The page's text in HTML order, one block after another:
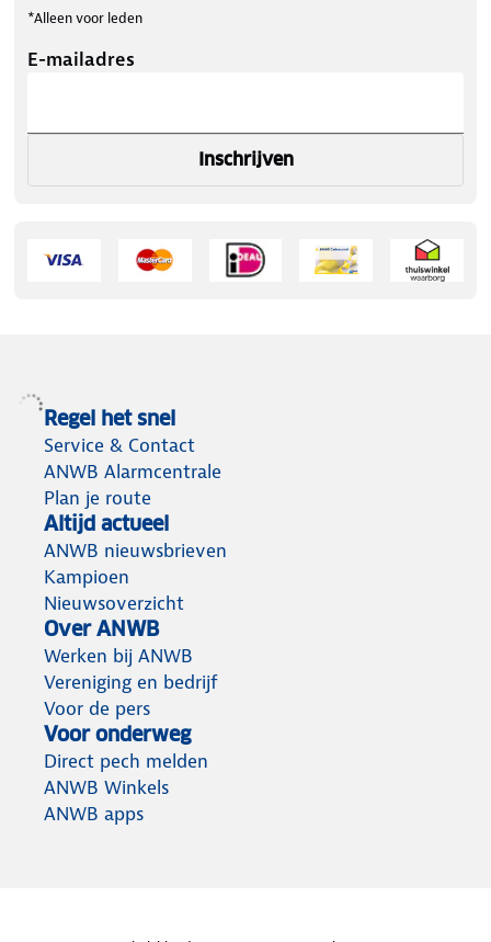
*Alleen voor leden
E-mailadres
Inschrijven
Regel het snel
Service & Contact
ANWB Alarmcentrale
Plan je route
Altijd actueel
ANWB nieuwsbrieven
Kampioen
Nieuwsoverzicht
Over ANWB
Werken bij ANWB
Vereniging en bedrijf
Voor de pers
Voor onderweg
Direct pech melden
ANWB Winkels
ANWB apps